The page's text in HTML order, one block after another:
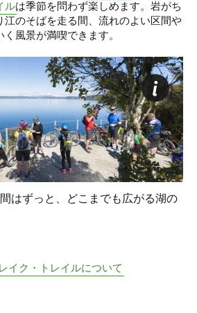
ルは季節を問わず楽しめます。岩がち
江のそばを走る間、流れのよい区間や
く風景が満喫できます。
はずっと、どこまでも広がる湖の
イク・トレイルについて